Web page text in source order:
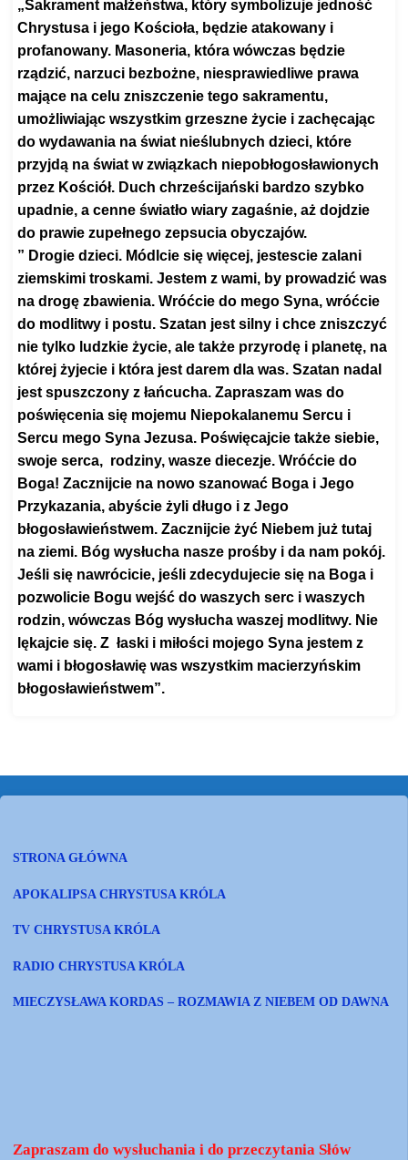
„Sakrament małżeństwa, który symbolizuje jedność
Chrystusa i jego Kościoła, będzie atakowany i
profanowany. Masoneria, która wówczas będzie
rządzić, narzuci bezbożne, niesprawiedliwe prawa
mające na celu zniszczenie tego sakramentu,
umożliwiając wszystkim grzeszne życie i zachęcając
do wydawania na świat nieślubnych dzieci, które
przyjdą na świat w związkach niepobłogosławionych
przez Kościół. Duch chrześcijański bardzo szybko
upadnie, a cenne światło wiary zagaśnie, aż dojdzie
do prawie zupełnego zepsucia obyczajów.
” Drogie dzieci. Módlcie się więcej, jestescie zalani
ziemskimi troskami. Jestem z wami, by prowadzić was
na drogę zbawienia. Wróćcie do mego Syna, wróćcie
do modlitwy i postu. Szatan jest silny i chce zniszczyć
nie tylko ludzkie życie, ale także przyrodę i planetę, na
której żyjecie i która jest darem dla was. Szatan nadal
jest spuszczony z łańcucha. Zapraszam was do
poświęcenia się mojemu Niepokalanemu Sercu i
Sercu mego Syna Jezusa. Poświęcajcie także siebie,
swoje serca, rodziny, wasze diecezje. Wróćcie do
Boga! Zacznijcie na nowo szanować Boga i Jego
Przykazania, abyście żyli długo i z Jego
błogosławieństwem. Zacznijcie żyć Niebem już tutaj
na ziemi. Bóg wysłucha nasze prośby i da nam pokój.
Jeśli się nawrócicie, jeśli zdecydujecie się na Boga i
pozwolicie Bogu wejść do waszych serc i waszych
rodzin, wówczas Bóg wysłucha waszej modlitwy. Nie
lękajcie się. Z łaski i miłości mojego Syna jestem z
wami i błogosławię was wszystkim macierzyńskim
błogosławieństwem”.
STRONA GŁÓWNA
APOKALIPSA CHRYSTUSA KRÓLA
TV CHRYSTUSA KRÓLA
RADIO CHRYSTUSA KRÓLA
MIECZYSŁAWA KORDAS – ROZMAWIA Z NIEBEM OD DAWNA
Zapraszam do wysłuchania i do przeczytania Słów